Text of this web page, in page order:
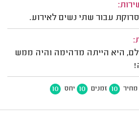
עבור שתי נשים לאירוע.
היא הייתה מדהימה והיה ממש
מחיר 10 זמנים 10 יחס 10